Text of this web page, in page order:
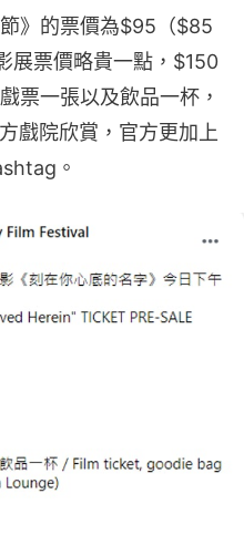
》的票價為$95（$85
展票價略貴一點，$150
票一張以及飲品一杯，
戲院欣賞，官方更加上
。